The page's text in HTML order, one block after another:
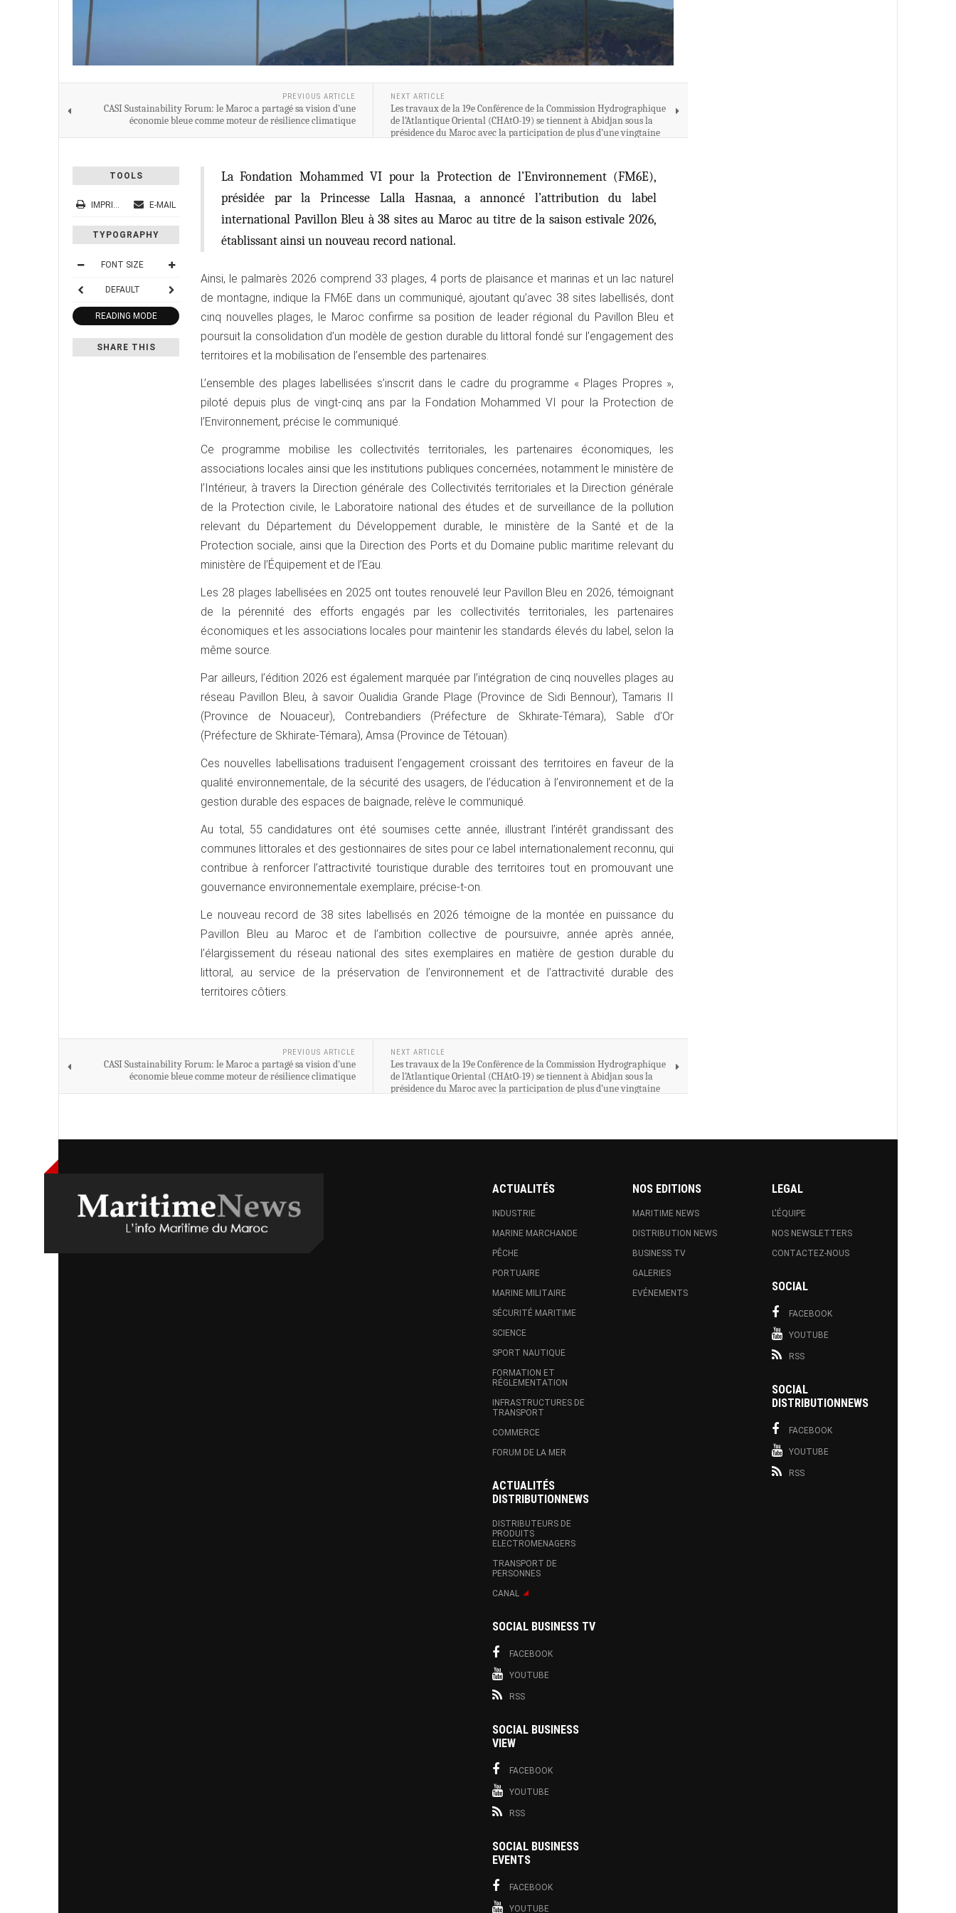
PREVIOUS ARTICLE
CASI Sustainability Forum: le Maroc a partagé sa vision d'une
économie bleue comme moteur de résilience climatique
NEXT ARTICLE
Les travaux de la 19e Conférence de la Commission Hydrographique
de l’Atlantique Oriental (CHAtO-19) se tiennent à Abidjan sous la
présidence du Maroc avec la participation de plus d’une vingtaine
TOOLS
IMPRIMER E-MAIL
TYPOGRAPHY
FONT SIZE
DEFAULT
READING MODE
SHARE THIS
La Fondation Mohammed VI pour la Protection de l’Environnement (FM6E),
présidée par la Princesse Lalla Hasnaa, a annoncé l’attribution du label
international Pavillon Bleu à 38 sites au Maroc au titre de la saison estivale 2026,
établissant ainsi un nouveau record national.
Ainsi, le palmarès 2026 comprend 33 plages, 4 ports de plaisance et marinas et un lac naturel
de montagne, indique la FM6E dans un communiqué, ajoutant qu’avec 38 sites labellisés, dont
cinq nouvelles plages, le Maroc confirme sa position de leader régional du Pavillon Bleu et
poursuit la consolidation d’un modèle de gestion durable du littoral fondé sur l’engagement des
territoires et la mobilisation de l’ensemble des partenaires.
L’ensemble des plages labellisées s’inscrit dans le cadre du programme « Plages Propres »,
piloté depuis plus de vingt-cinq ans par la Fondation Mohammed VI pour la Protection de
l’Environnement, précise le communiqué.
Ce programme mobilise les collectivités territoriales, les partenaires économiques, les
associations locales ainsi que les institutions publiques concernées, notamment le ministère de
l’Intérieur, à travers la Direction générale des Collectivités territoriales et la Direction générale
de la Protection civile, le Laboratoire national des études et de surveillance de la pollution
relevant du Département du Développement durable, le ministère de la Santé et de la
Protection sociale, ainsi que la Direction des Ports et du Domaine public maritime relevant du
ministère de l’Équipement et de l’Eau.
Les 28 plages labellisées en 2025 ont toutes renouvelé leur Pavillon Bleu en 2026, témoignant
de la pérennité des efforts engagés par les collectivités territoriales, les partenaires
économiques et les associations locales pour maintenir les standards élevés du label, selon la
même source.
Par ailleurs, l’édition 2026 est également marquée par l’intégration de cinq nouvelles plages au
réseau Pavillon Bleu, à savoir Oualidia Grande Plage (Province de Sidi Bennour), Tamaris II
(Province de Nouaceur), Contrebandiers (Préfecture de Skhirate-Témara), Sable d’Or
(Préfecture de Skhirate-Témara), Amsa (Province de Tétouan).
Ces nouvelles labellisations traduisent l’engagement croissant des territoires en faveur de la
qualité environnementale, de la sécurité des usagers, de l’éducation à l’environnement et de la
gestion durable des espaces de baignade, relève le communiqué.
Au total, 55 candidatures ont été soumises cette année, illustrant l’intérêt grandissant des
communes littorales et des gestionnaires de sites pour ce label internationalement reconnu, qui
contribue à renforcer l’attractivité touristique durable des territoires tout en promouvant une
gouvernance environnementale exemplaire, précise-t-on.
Le nouveau record de 38 sites labellisés en 2026 témoigne de la montée en puissance du
Pavillon Bleu au Maroc et de l’ambition collective de poursuivre, année après année,
l’élargissement du réseau national des sites exemplaires en matière de gestion durable du
littoral, au service de la préservation de l’environnement et de l’attractivité durable des
territoires côtiers.
PREVIOUS ARTICLE
CASI Sustainability Forum: le Maroc a partagé sa vision d'une
économie bleue comme moteur de résilience climatique
NEXT ARTICLE
Les travaux de la 19e Conférence de la Commission Hydrographique
de l’Atlantique Oriental (CHAtO-19) se tiennent à Abidjan sous la
présidence du Maroc avec la participation de plus d’une vingtaine
ACTUALITÉS
INDUSTRIE
MARINE MARCHANDE
PÊCHE
PORTUAIRE
MARINE MILITAIRE
SÉCURITÉ MARITIME
SCIENCE
SPORT NAUTIQUE
FORMATION ET
RÉGLEMENTATION
INFRASTRUCTURES DE
TRANSPORT
COMMERCE
FORUM DE LA MER
ACTUALITÉS
DISTRIBUTIONNEWS
DISTRIBUTEURS DE
PRODUITS
ELECTROMENAGERS
TRANSPORT DE
PERSONNES
CANAL
SOCIAL BUSINESS TV
FACEBOOK
YOUTUBE
RSS
SOCIAL BUSINESS
VIEW
FACEBOOK
YOUTUBE
RSS
SOCIAL BUSINESS
EVENTS
FACEBOOK
YOUTUBE
NOS EDITIONS
MARITIME NEWS
DISTRIBUTION NEWS
BUSINESS TV
GALERIES
EVÉNEMENTS
LEGAL
L'ÉQUIPE
NOS NEWSLETTERS
CONTACTEZ-NOUS
SOCIAL
FACEBOOK
YOUTUBE
RSS
SOCIAL
DISTRIBUTIONNEWS
FACEBOOK
YOUTUBE
RSS